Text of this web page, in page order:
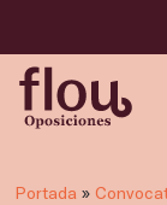
Portada »